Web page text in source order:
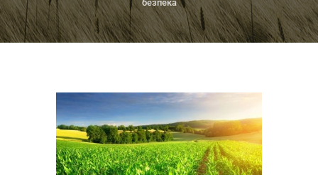
безпека